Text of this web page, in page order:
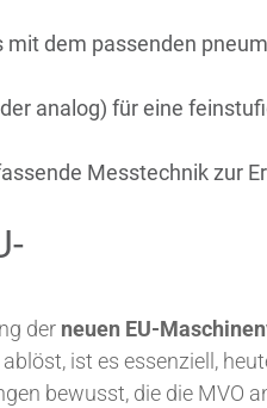
dem passenden
analog) für eine
Messtechnik zur
der neuen EU-
ablöst, ist es essenziell,
bewusst, die die MVO